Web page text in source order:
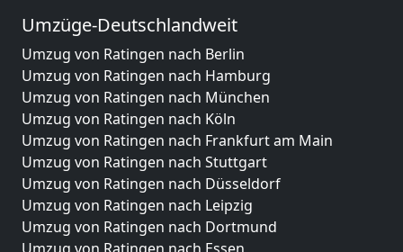
Umzüge-Deutschlandweit
Umzug von Ratingen nach Berlin
Umzug von Ratingen nach Hamburg
Umzug von Ratingen nach München
Umzug von Ratingen nach Köln
Umzug von Ratingen nach Frankfurt am Main
Umzug von Ratingen nach Stuttgart
Umzug von Ratingen nach Düsseldorf
Umzug von Ratingen nach Leipzig
Umzug von Ratingen nach Dortmund
Umzug von Ratingen nach Essen